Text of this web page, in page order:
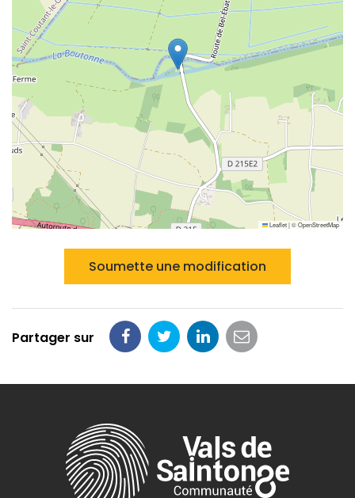
Leaflet|©OpenStreetMap
Soumette une modification
Partager sur
Partager
Facebook
Partager
Twitter
Partager
LinkedIn
Partager
email